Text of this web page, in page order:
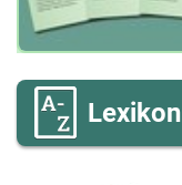
Lexikon